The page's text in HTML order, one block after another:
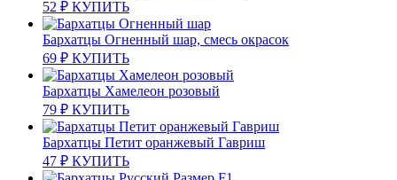
52 ₽ КУПИТЬ
Бархатцы Огненный шар, смесь окрасок
69 ₽ КУПИТЬ
Бархатцы Хамелеон розовый
79 ₽ КУПИТЬ
Бархатцы Петит оранжевый Гавриш
47 ₽ КУПИТЬ